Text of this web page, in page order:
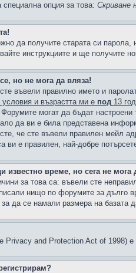
опция за това: Скриване
да получите старата си
инструкциите и ще получите
но не мога да вляза!
въвели правилно името и
и възрастта ми е под 13
могат да бъдат
да ви е била представена
че сте въвели правилен мейл
ви е правилен, най-добре
известно време, но сега не мога
за това са: въвели сте
нищо по форумите за дълго
да се намали размера на базата
Privacy and Protection Act of 1998)